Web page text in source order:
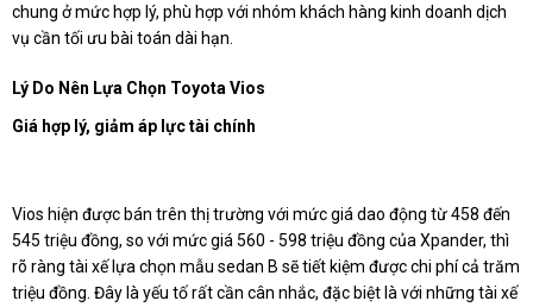
chung ở mức hợp lý, phù hợp với nhóm khách hàng kinh doanh dịch
vụ cần tối ưu bài toán dài hạn.
Lý Do Nên Lựa Chọn Toyota Vios
Giá hợp lý, giảm áp lực tài chính
Vios hiện được bán trên thị trường với mức giá dao động từ 458 đến
545 triệu đồng, so với mức giá 560 - 598 triệu đồng của Xpander, thì
rõ ràng tài xế lựa chọn mẫu sedan B sẽ tiết kiệm được chi phí cả trăm
triệu đồng. Đây là yếu tố rất cần cân nhắc, đặc biệt là với những tài xế